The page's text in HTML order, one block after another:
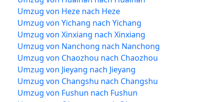
Umzug von Heze nach Heze
Umzug von Yichang nach Yichang
Umzug von Xinxiang nach Xinxiang
Umzug von Nanchong nach Nanchong
Umzug von Chaozhou nach Chaozhou
Umzug von Jieyang nach Jieyang
Umzug von Changshu nach Changshu
Umzug von Fushun nach Fushun